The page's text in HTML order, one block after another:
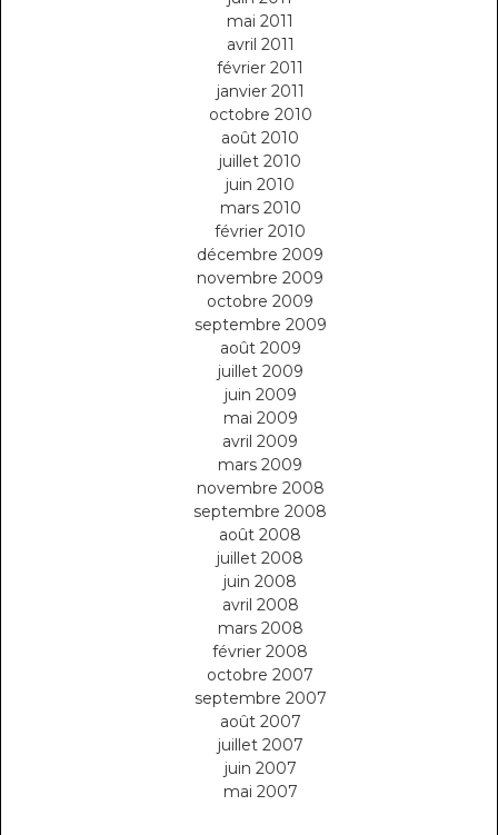
mai 2011
avril 2011
février 2011
janvier 2011
octobre 2010
août 2010
juillet 2010
juin 2010
mars 2010
février 2010
décembre 2009
novembre 2009
octobre 2009
septembre 2009
août 2009
juillet 2009
juin 2009
mai 2009
avril 2009
mars 2009
novembre 2008
septembre 2008
août 2008
juillet 2008
juin 2008
avril 2008
mars 2008
février 2008
octobre 2007
septembre 2007
août 2007
juillet 2007
juin 2007
mai 2007